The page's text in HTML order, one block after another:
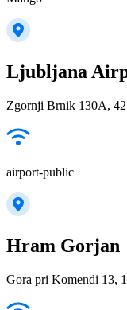
Ljubljana
Zgornji Brnik 130A,
airport-public
Hram Gorjan
Gora pri Komendi 13,